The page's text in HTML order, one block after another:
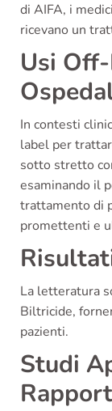
di AIFA, i
ricevano un
Usi
In contesti
label per
sotto stretto
esaminando il
trattamento di
promettenti e
La letteratura
Biltricide,
pazienti.
Studi